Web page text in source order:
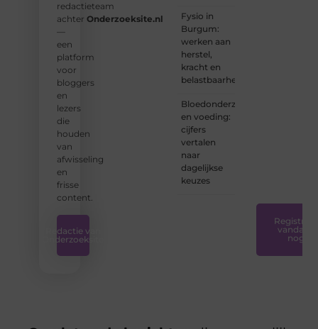
redactieteam
achter Onderzoeksite.nl
—
een
platform
voor
bloggers
en
lezers
die
houden
van
afwisseling
en
frisse
content.
Redactie van
Onderzoeksite
Fysio in
Burgum:
werken aan
herstel,
kracht en
belastbaarheid
Bloedonderzoek
en voeding:
cijfers
vertalen
naar
dagelijkse
keuzes
Registreer
vandaag
nog